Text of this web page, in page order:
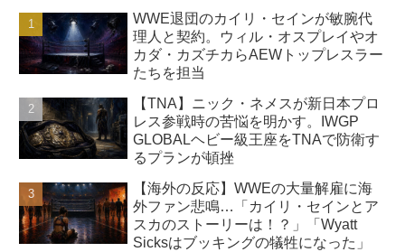
WWE退団のカイリ・セインが敏腕代
理人と契約。ウィル・オスプレイやオ
カダ・カズチカらAEWトップレスラー
たちを担当
【TNA】ニック・ネメスが新日本プロ
レス参戦時の苦悩を明かす。IWGP
GLOBALヘビー級王座をTNAで防衛す
るプランが頓挫
【海外の反応】WWEの大量解雇に海
外ファン悲鳴…「カイリ・セインとア
スカのストーリーは！？」「Wyatt
Sicksはブッキングの犠牲になった」